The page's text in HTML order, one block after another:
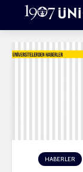
HABERLER